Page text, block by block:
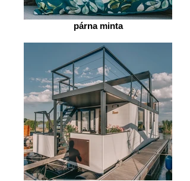
párna minta